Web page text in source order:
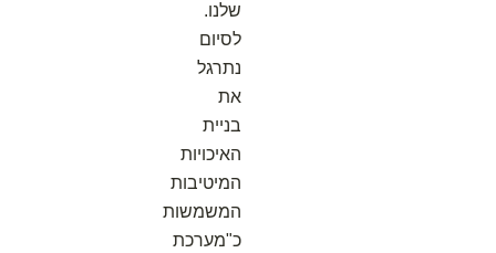
שלנו.
לסיום
נתרגל
את
בניית
האיכויות
המיטיבות
המשמשות
כ"מערכת